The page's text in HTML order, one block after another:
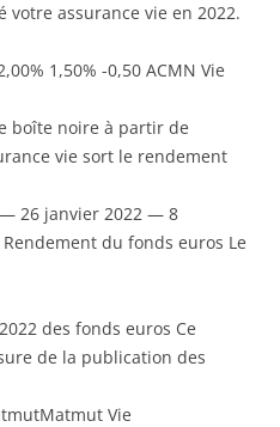
assurance vie en 2022.
1,50% -0,50 ACMN Vie
boîte noire à partir de
vie sort le rendement
— 26 janvier 2022 — 8
du fonds euros Le
des fonds euros Ce
de la publication des
Vie